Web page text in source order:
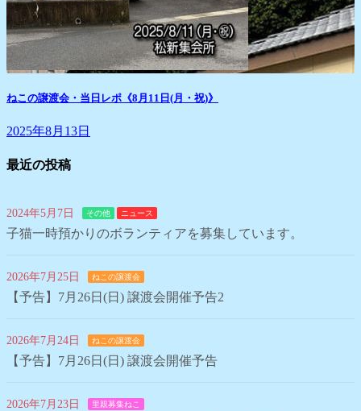
ねこの譲渡会・当日レポ《8月11日(月・祝)》
2025年8月13日
最近の投稿
2024年5月7日 その他 ニュース
子猫一時預かりのボランティアを募集しています。
2026年7月25日 ねこの譲渡会
【予告】7月26日(日) 譲渡会開催予告2
2026年7月24日 ねこの譲渡会
【予告】7月26日(日) 譲渡会開催予告
2026年7月23日 里親募集ねこ